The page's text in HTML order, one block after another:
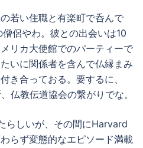
若い住職と有楽町で呑んで
侶やわ。彼との出会いは10
リカ大使館でのパーティーで
いに関係者を含んで仏縁まみ
き合っておる。要するに、
仏教伝道協会の繋がりでな。
らしいが、その間にHarvard
らず変態的なエピソード満載